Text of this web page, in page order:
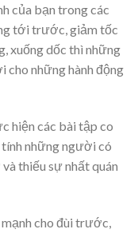
của bạn trong các
tới trước, giảm tốc
xuống dốc thì những
cho những hành động
hiện các bài tập co
những người có
thiếu sự nhất quán
cho đùi trước,